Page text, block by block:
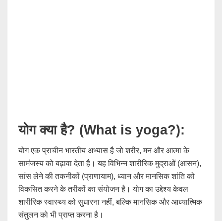
योग क्या है? (What is yoga?):
योग एक प्राचीन भारतीय अभ्यास है जो शरीर, मन और आत्मा के
सामंजस्य को बढ़ावा देता है। यह विभिन्न शारीरिक मुद्राओं (आसन),
सांस लेने की तकनीकों (प्राणायाम), ध्यान और मानसिक शांति को
विकसित करने के तरीकों का संयोजन है। योग का उद्देश्य केवल
शारीरिक स्वास्थ्य को सुधारना नहीं, बल्कि मानसिक और आध्यात्मिक
संतुलन को भी प्राप्त करना है।